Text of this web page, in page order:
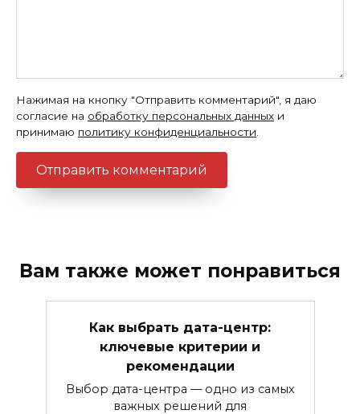
Нажимая на кнопку "Отправить комментарий", я даю
согласие на обработку персональных данных и
принимаю политику конфиденциальности.
Вам также может понравиться
Как выбрать дата-центр:
ключевые критерии и
рекомендации
Выбор дата-центра — одно из самых
важных решений для